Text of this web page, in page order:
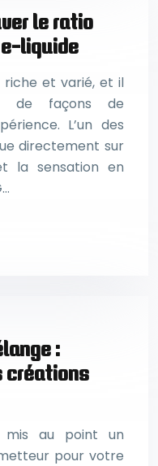
le ratio
liquide
riche et varié, et il
de façons de
L’un des
directement sur
la sensation en
:
créations
mis au point un
pour votre